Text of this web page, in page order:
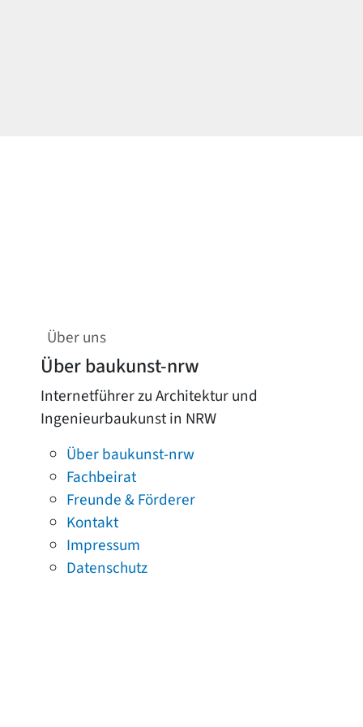
Über uns
Über baukunst-nrw
Internetführer zu Architektur und
Ingenieurbaukunst in NRW
Über baukunst-nrw
Fachbeirat
Freunde & Förderer
Kontakt
Impressum
Datenschutz